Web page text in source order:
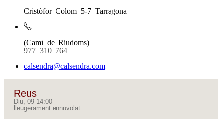
Cristòfor Colom 5-7 Tarragona
(Camí de Riudoms)
977 310 764
calsendra@calsendra.com
Reus
Diu, 09 14:00
lleugerament ennuvolat